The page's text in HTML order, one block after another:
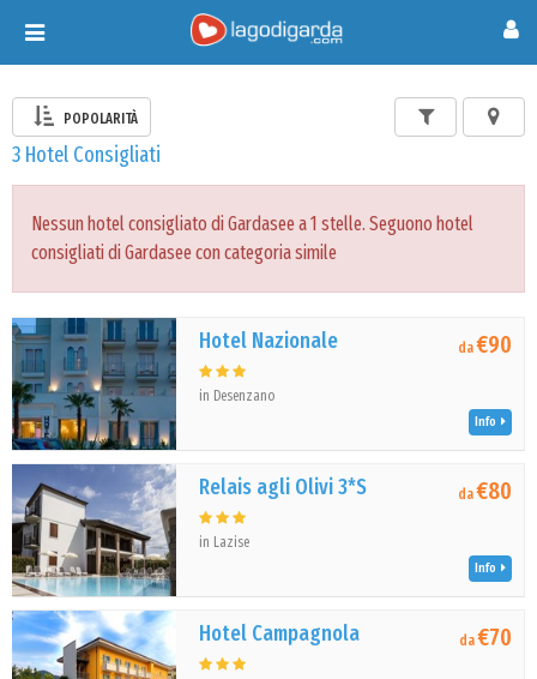
Toggle
navigation
POPOLARITÀ
3 Hotel Consigliati
Nessun hotel consigliato di Gardasee a 1 stelle. Seguono hotel
consigliati di Gardasee con categoria simile
Hotel Nazionale
in Desenzano
da€90
Info
Relais agli Olivi 3*S
in Lazise
da€80
Info
Hotel Campagnola da€70